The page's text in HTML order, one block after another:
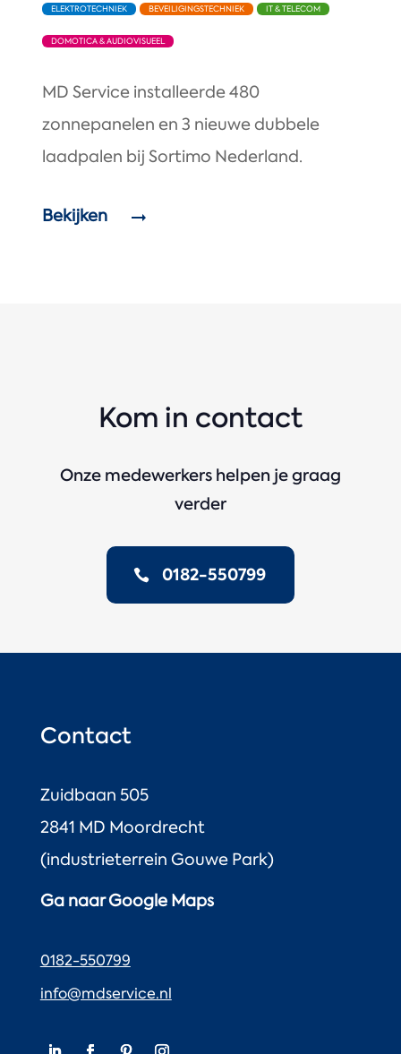
ELEKTROTECHNIEK BEVEILIGINGSTECHNIEK IT & TELECOM
DOMOTICA & AUDIOVISUEEL
MD Service installeerde 480
zonnepanelen en 3 nieuwe dubbele
laadpalen bij Sortimo Nederland.
Bekijken
Kom in contact
Onze medewerkers helpen je graag
verder
0182-550799
Contact
Zuidbaan 505
2841 MD Moordrecht
(industrieterrein Gouwe Park)
Ga naar Google Maps
0182-550799
info@mdservice.nl